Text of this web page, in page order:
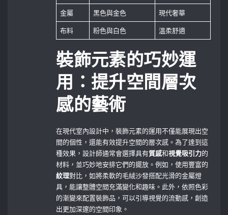
金屬
黑色與金色
現代奢華
布料
粉色與白色 溫柔舒適
裝飾元素的巧妙運
用：提升空間層次
感的藝術
在現代室內設計中，裝飾元素的運用不僅能展現出空
間的個性，還能有效提升空間的層次感。為了達到這
種效果，設計師通常會選擇具有質感和視覺吸引力的
材料，並巧妙地安排它們的擺放。例如，使用豐富的
紋理對比，如將柔軟的毛絨沙發搭配光滑的金屬燈
具，能讓整體空間充滿變化和趣味。此外，依照色彩
的漸變來配置裝飾品，可以引導視覺的流動感，創造
出更加深邃的空間印象。